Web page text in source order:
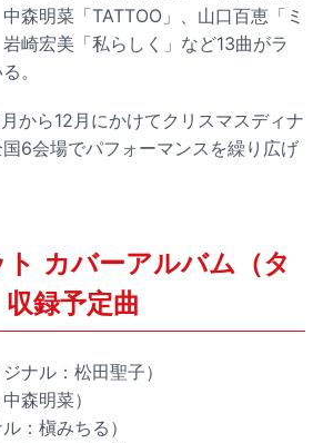
中森明菜「TATTOO」、山口百恵「ミ
崎宏美「私らしく」など13曲がラ
。
から12月にかけてクリスマスディナ
6会場でパフォーマンスを繰り広げ
カバーアルバム（タ
録予定曲
ナル：松田聖子）
森明菜）
：槇みちる）